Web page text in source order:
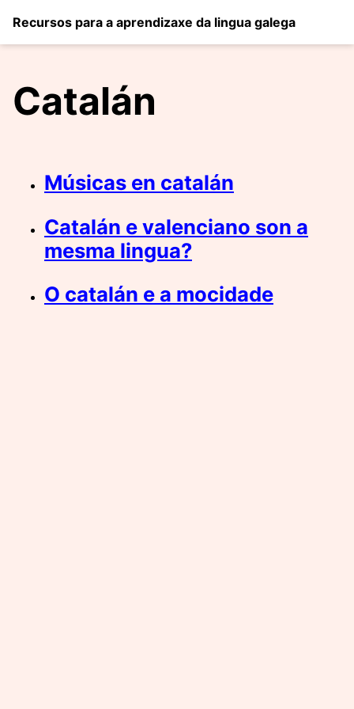
Recursos para a aprendizaxe da lingua galega
Catalán
Músicas en catalán
Catalán e valenciano son a
mesma lingua?
O catalán e a mocidade